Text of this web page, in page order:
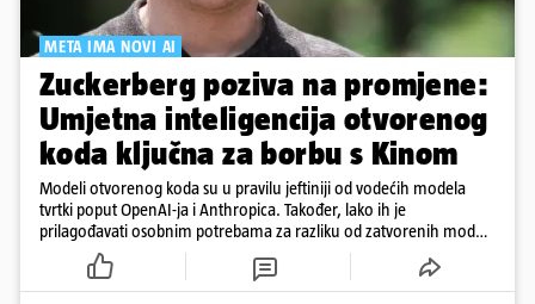
META IMA NOVI AI
Zuckerberg poziva na promjene:
Umjetna inteligencija otvorenog
koda ključna za borbu s Kinom
Modeli otvorenog koda su u pravilu jeftiniji od vodećih modela
tvrtki poput OpenAI-ja i Anthropica. Također, lako ih je
prilagođavati osobnim potrebama za razliku od zatvorenih modela
koje tvrtke u potpunosti drže pod svojom kontrolom.